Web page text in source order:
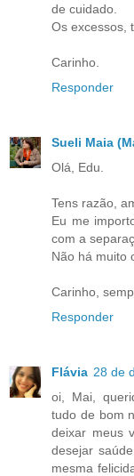
de cuidado.
Os excessos,
Carinho.
Responder
Sueli Maia
Olá, Edu.
Tens razão,
Eu me
com a
Não há muito
Carinho,
Responder
Flávia 28 de
oi, Mai,
tudo de bom
deixar meus
desejar
mesma